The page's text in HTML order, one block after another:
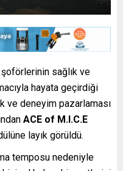
sağlık ve
hayata geçirdiği
ve deneyim pazarlaması
ACE of M.I.C.E
layık görüldü.
temposu nedeniyle